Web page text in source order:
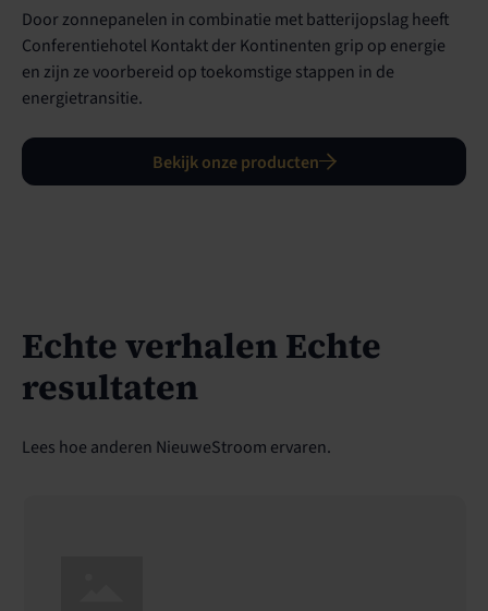
Door zonnepanelen in combinatie met batterijopslag heeft
Conferentiehotel Kontakt der Kontinenten grip op energie
en zijn ze voorbereid op toekomstige stappen in de
energietransitie.
Bekijk onze producten
Echte verhalen Echte
resultaten
Lees hoe anderen NieuweStroom ervaren.